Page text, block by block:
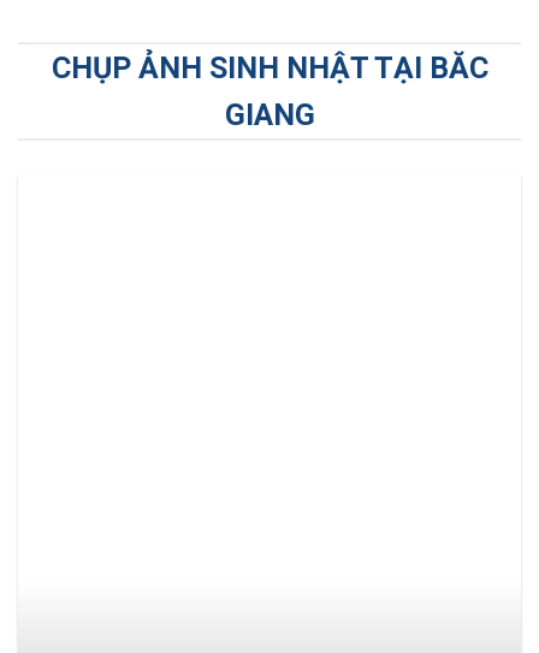
CHỤP ẢNH SINH NHẬT TẠI BĂC
GIANG